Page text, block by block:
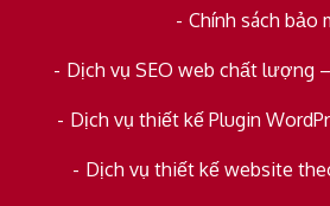
Chính sách bảo
Dịch vụ SEO web chất lượng
Dịch vụ thiết kế Plugin
Dịch vụ thiết kế website